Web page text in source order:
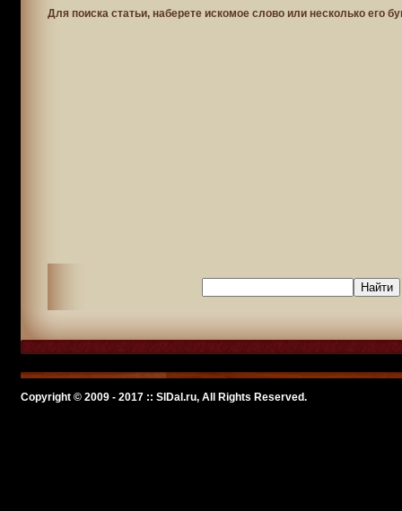
Для поиска статьи, наберете искомое слово или несколько его
Copyright © 2009 - 2017 :: SlDal.ru, All Rights Reserved.